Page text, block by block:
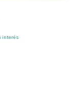
interés